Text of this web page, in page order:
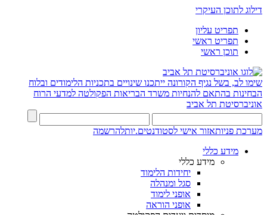
דילוג לתוכן העיקרי
תפריט עליון
תפריט ראשי
תוכן ראשי
שימו לב, בשל נגיף הקורונה ייתכנו שינויים בתכניות הלימודים ובלוח
הבחינות בהתאם להנחיות משרד הבריאות הפקולטה למדעי הרוח
אוניברסיטת תל אביב
מערכת פניותאזור אישי לסטודנטים.יותלהרשמה
מידע כללי
מידע כללי
יחידות הלימוד
סגל ומנהלה
אופני לימוד
אופני הוראה